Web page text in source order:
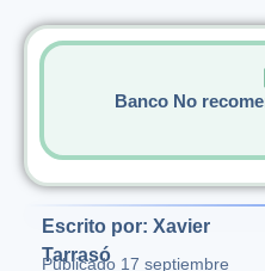
Banco No
Escrito por: Xavier
Tarrasó
Publicado 17 septiembre